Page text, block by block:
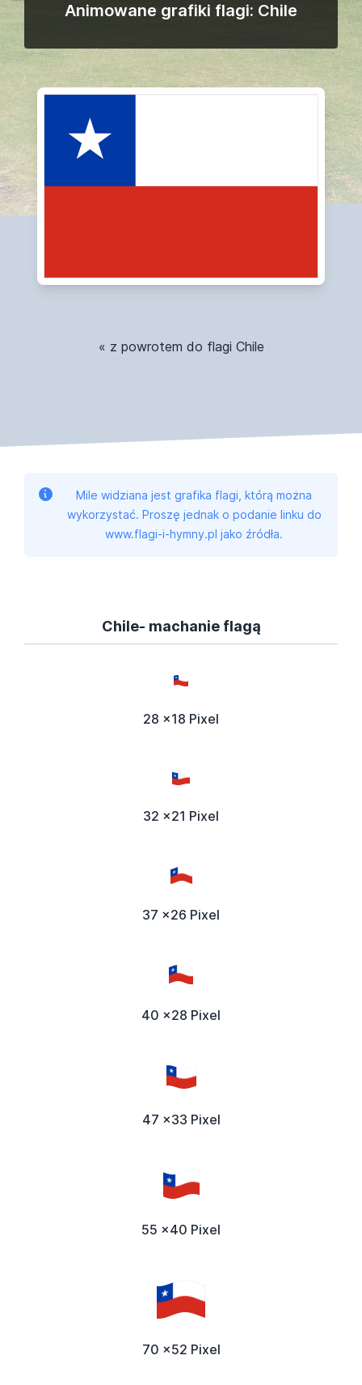
Animowane grafiki flagi: Chile
« z powrotem do flagi Chile
Mile widziana jest grafika flagi, którą można
wykorzystać. Proszę jednak o podanie linku do
www.flagi-i-hymny.pl jako źródła.
Chile- machanie flagą
28 x18 Pixel
32 x21 Pixel
37 x26 Pixel
40 x28 Pixel
47 x33 Pixel
55 x40 Pixel
70 x52 Pixel